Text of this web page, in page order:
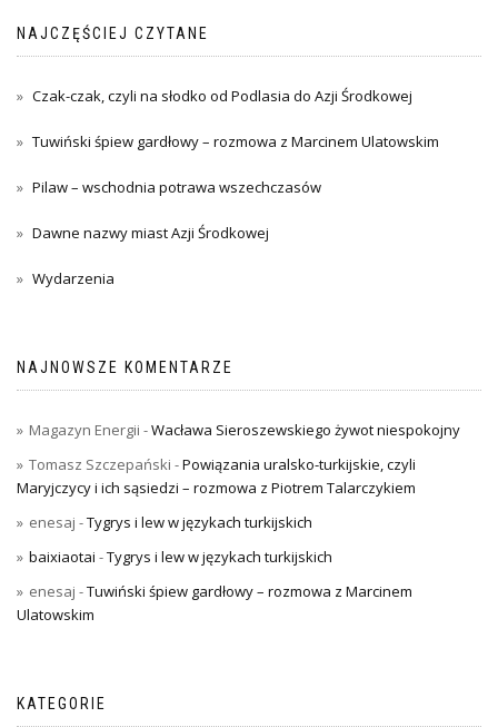
NAJCZĘŚCIEJ CZYTANE
Czak-czak, czyli na słodko od Podlasia do Azji Środkowej
Tuwiński śpiew gardłowy – rozmowa z Marcinem Ulatowskim
Pilaw – wschodnia potrawa wszechczasów
Dawne nazwy miast Azji Środkowej
Wydarzenia
NAJNOWSZE KOMENTARZE
Magazyn Energii -Wacława Sieroszewskiego żywot niespokojny
Tomasz Szczepański -Powiązania uralsko-turkijskie, czyli
Maryjczycy i ich sąsiedzi – rozmowa z Piotrem Talarczykiem
enesaj -Tygrys i lew w językach turkijskich
baixiaotai -Tygrys i lew w językach turkijskich
enesaj -Tuwiński śpiew gardłowy – rozmowa z Marcinem
Ulatowskim
KATEGORIE